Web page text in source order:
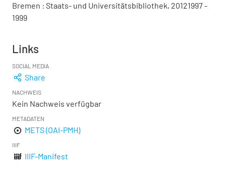
Bremen : Staats- und Universitätsbibliothek, 20121997 -
1999
Links
SOCIAL MEDIA
Share
NACHWEIS
Kein Nachweis verfügbar
METADATEN
METS (OAI-PMH)
IIIF
IIIF-Manifest